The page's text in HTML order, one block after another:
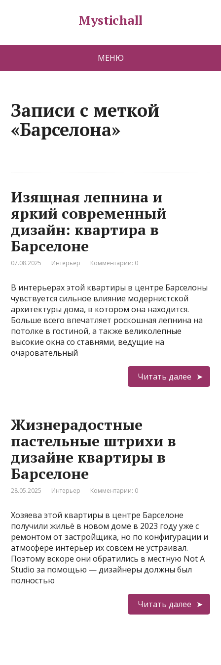
Mystichall
МЕНЮ
Записи с меткой
«Барселона»
Изящная лепнина и
яркий современный
дизайн: квартира в
Барселоне
07.08.2025 Интерьер Комментарии: 0
В интерьерах этой квартиры в центре Барселоны
чувствуется сильное влияние модернистской
архитектуры дома, в котором она находится.
Больше всего впечатляет роскошная лепнина на
потолке в гостиной, а также великолепные
высокие окна со ставнями, ведущие на
очаровательный
Читать далее
Жизнерадостные
пастельные штрихи в
дизайне квартиры в
Барселоне
28.05.2025 Интерьер Комментарии: 0
Хозяева этой квартиры в центре Барселоне
получили жильё в новом доме в 2023 году уже с
ремонтом от застройщика, но по конфигурации и
атмосфере интерьер их совсем не устраивал.
Поэтому вскоре они обратились в местную Not A
Studio за помощью — дизайнеры должны был
полностью
Читать далее